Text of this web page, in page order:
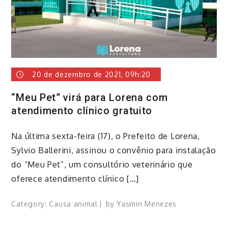
20 de dezembro de 2021, 09h:20
“Meu Pet” virá para Lorena com
atendimento clínico gratuito
​Na última sexta-feira (17), o Prefeito de Lorena,
Sylvio Ballerini, assinou o convênio para instalação
do “Meu Pet”, um consultório veterinário que
oferece atendimento clínico […]
Category: Causa animal byYasmin Menezes